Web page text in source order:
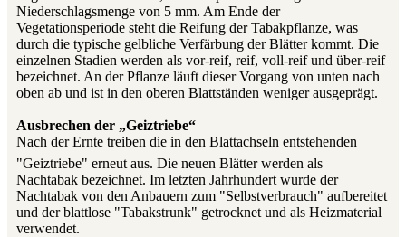
Niederschlagsmenge von 5 mm. Am Ende der
Vegetationsperiode steht die Reifung der Tabakpflanze, was
durch die typische gelbliche Verfärbung der Blätter kommt. Die
einzelnen Stadien werden als vor-reif, reif, voll-reif und über-reif
bezeichnet. An der Pflanze läuft dieser Vorgang von unten nach
oben ab und ist in den oberen Blattständen weniger ausgeprägt.
Ausbrechen der „Geiztriebe“
Nach der Ernte treiben die in den Blattachseln entstehenden
"Geiztriebe" erneut aus. Die neuen Blätter werden als
Nachtabak bezeichnet. Im letzten Jahrhundert wurde der
Nachtabak von den Anbauern zum "Selbstverbrauch" aufbereitet
und der blattlose "Tabakstrunk" getrocknet und als Heizmaterial
verwendet.